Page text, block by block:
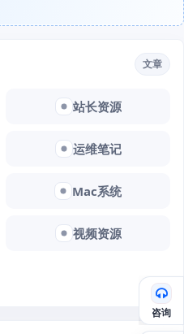
文章
站长资源
运维笔记
Mac系统
视频资源
咨询